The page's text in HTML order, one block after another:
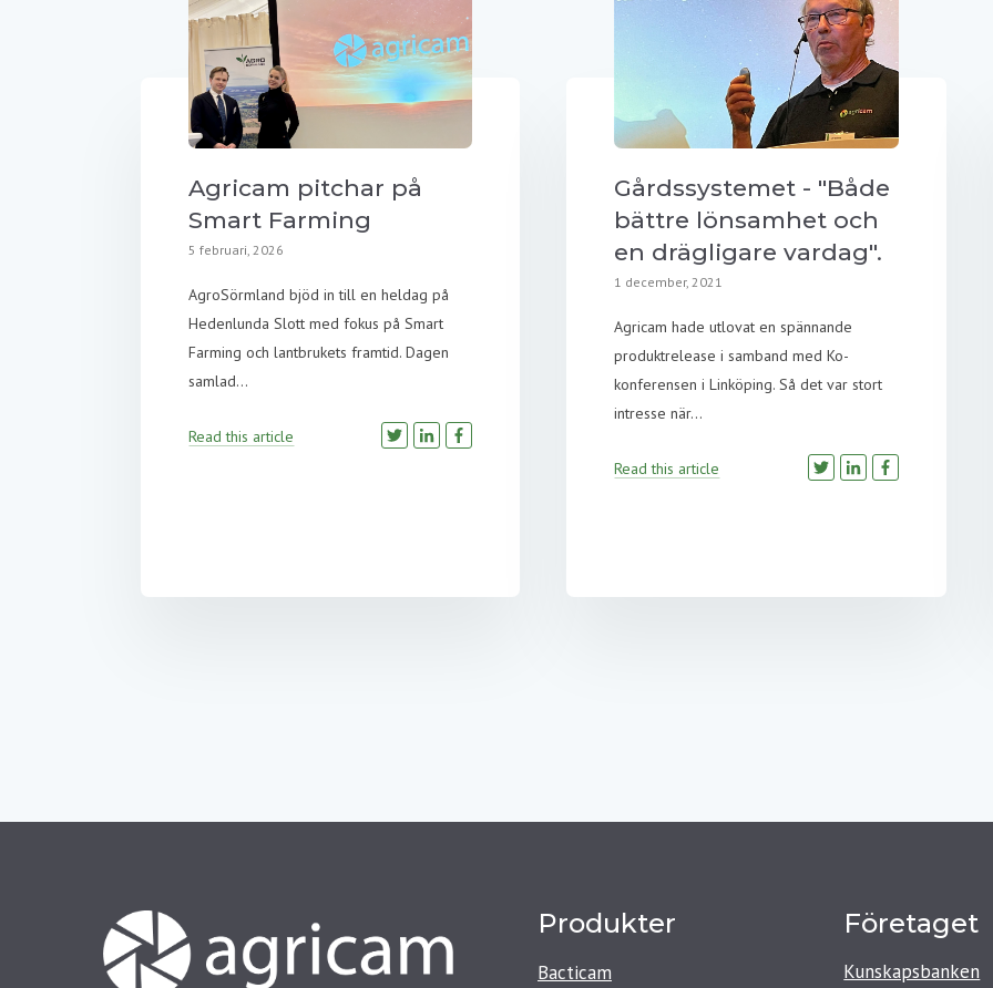
Agricam pitchar på
Smart Farming
5 februari, 2026
AgroSörmland bjöd in till en heldag på
Hedenlunda Slott med fokus på Smart
Farming och lantbrukets framtid. Dagen
samlad...
Read this article
Gårdssystemet - "Både
bättre lönsamhet och
en drägligare vardag".
1 december, 2021
Agricam hade utlovat en spännande
produktrelease i samband med Ko-
konferensen i Linköping. Så det var stort
intresse när...
Read this article
Produkter
Bacticam
Företaget
Kunskapsbanken